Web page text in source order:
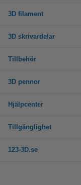
3D filament
3D skrivardelar
Tillbehör
3D pennor
Hjälpcenter
Tillgänglighet
123-3D.se